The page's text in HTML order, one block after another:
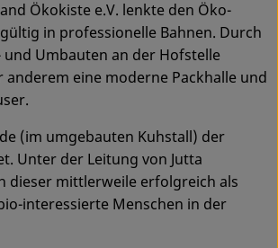
Ökokiste e.V. lenkte den Öko-
in professionelle Bahnen. Durch
und Umbauten an der Hofstelle
eine moderne Packhalle und
(im umgebauten Kuhstall) der
Unter der Leitung von Jutta
dieser mittlerweile erfolgreich als
interessierte Menschen in der